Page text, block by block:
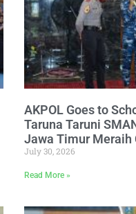
AKPOL Goes to
Taruna Taruni
Jawa Timur Meraih
July 30, 2026
Read More »